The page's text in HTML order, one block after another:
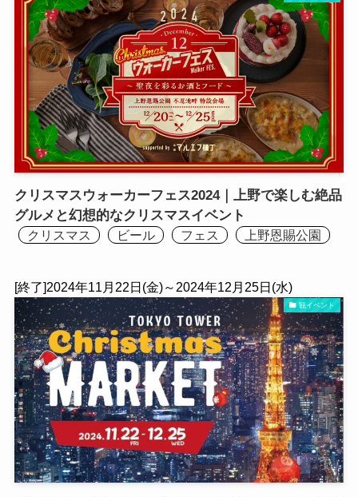
クリスマスウォーカーフェス2024｜上野で楽しむ絶品
グルメと幻想的なクリスマスイベント
クリスマス ビール フェス 上野恩賜公園
[終了]2024年11月22日(金)～2024年12月25日(水)
観イベント